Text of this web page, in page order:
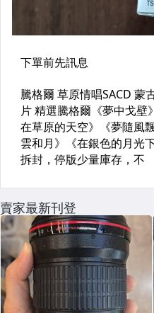
賣家最新刊登